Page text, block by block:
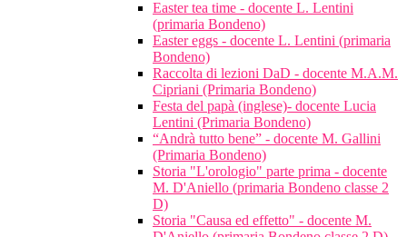
Easter tea time - docente L. Lentini
(primaria Bondeno)
Easter eggs - docente L. Lentini (primaria
Bondeno)
Raccolta di lezioni DaD - docente M.A.M.
Cipriani (Primaria Bondeno)
Festa del papà (inglese)- docente Lucia
Lentini (Primaria Bondeno)
“Andrà tutto bene” - docente M. Gallini
(Primaria Bondeno)
Storia "L'orologio" parte prima - docente
M. D'Aniello (primaria Bondeno classe 2
D)
Storia "Causa ed effetto" - docente M.